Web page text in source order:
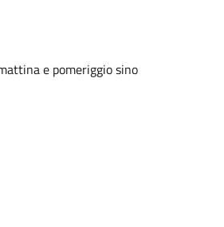
e pomeriggio sino